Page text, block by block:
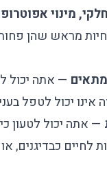
מינוי
מראש שהן
— אתה יכול
אינו יכול לטפל
— אתה יכול לטעון
לחיים כבדיגנים,